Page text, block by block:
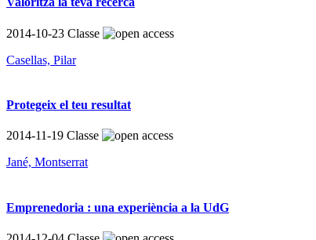
2014-10-23 Classe
Casellas, Pilar
Protegeix el teu resultat
2014-11-19 Classe
Jané, Montserrat
Emprenedoria : una experiència a la UdG